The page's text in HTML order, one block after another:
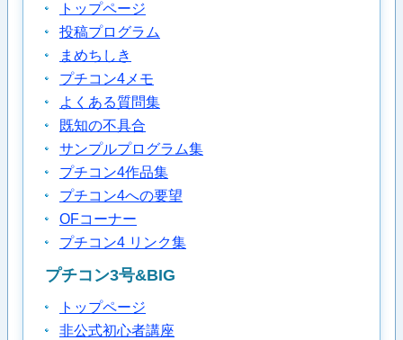
トップページ
投稿プログラム
まめちしき
プチコン4メモ
よくある質問集
既知の不具合
サンプルプログラム集
プチコン4作品集
プチコン4への要望
OFコーナー
プチコン4 リンク集
プチコン3号&BIG
トップページ
非公式初心者講座